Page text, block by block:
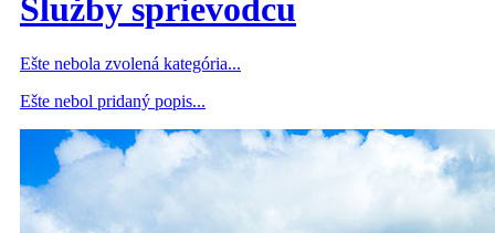
Služby sprievodcu
Ešte nebola zvolená kategória...
Ešte nebol pridaný popis...